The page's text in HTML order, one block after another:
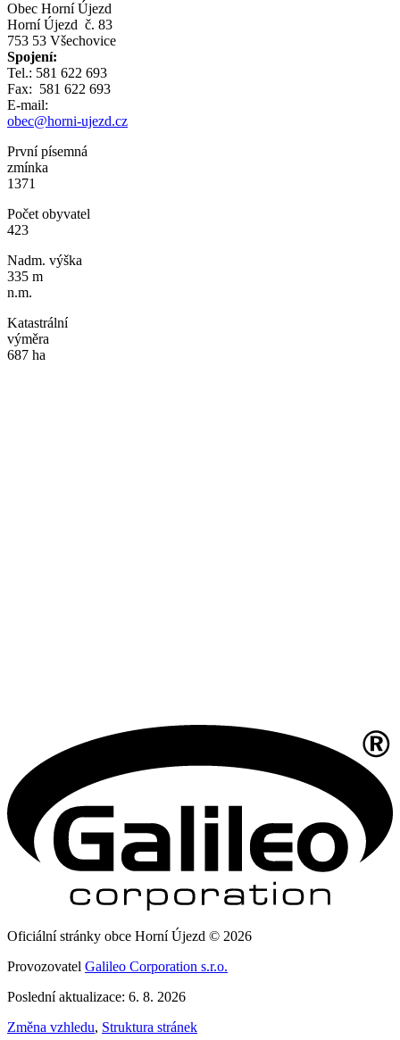
Obec Horní Újezd
Horní Újezd č. 83
753 53 Všechovice
Spojení:
Tel.: 581 622 693
Fax: 581 622 693
E-mail:
obec@horni-ujezd.cz
První písemná
zmínka
1371
Počet obyvatel
423
Nadm. výška
335 m
n.m.
Katastrální
výměra
687 ha
Oficiální stránky obce Horní Újezd © 2026
Provozovatel Galileo Corporation s.r.o.
Poslední aktualizace: 6. 8. 2026
Změna vzhledu, Struktura stránek